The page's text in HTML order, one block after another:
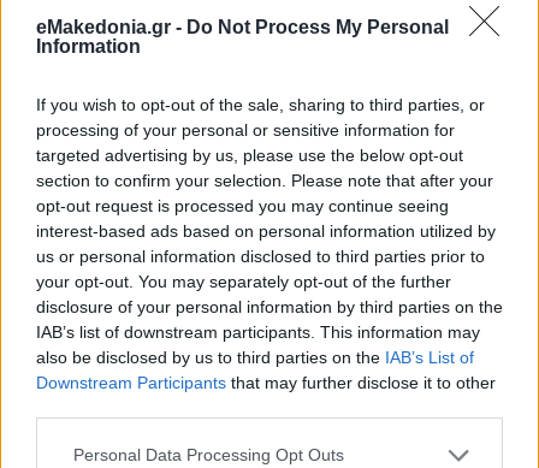
eMakedonia.gr - Do Not Process My Personal
Information
If you wish to opt-out of the sale, sharing to third parties, or
processing of your personal or sensitive information for
targeted advertising by us, please use the below opt-out
section to confirm your selection. Please note that after your
opt-out request is processed you may continue seeing
interest-based ads based on personal information utilized by
us or personal information disclosed to third parties prior to
your opt-out. You may separately opt-out of the further
disclosure of your personal information by third parties on the
IAB’s list of downstream participants. This information may
also be disclosed by us to third parties on the IAB’s List of
Downstream Participants that may further disclose it to other
Please note that this website/app uses one or more Google
Personal Data Processing Opt Outs
Τα Γρεβενά η
πόλη των…
Καστοριά: 80χρονος
κυνηγός πυροβόλησε
κατά λάθος τον εγγονό
νοσοκομείο Γρεβενών
Ο 26χρονος δέχθηκε